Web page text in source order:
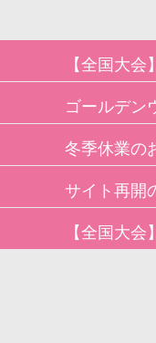
ゴールデン
冬季休業の
サイト再開